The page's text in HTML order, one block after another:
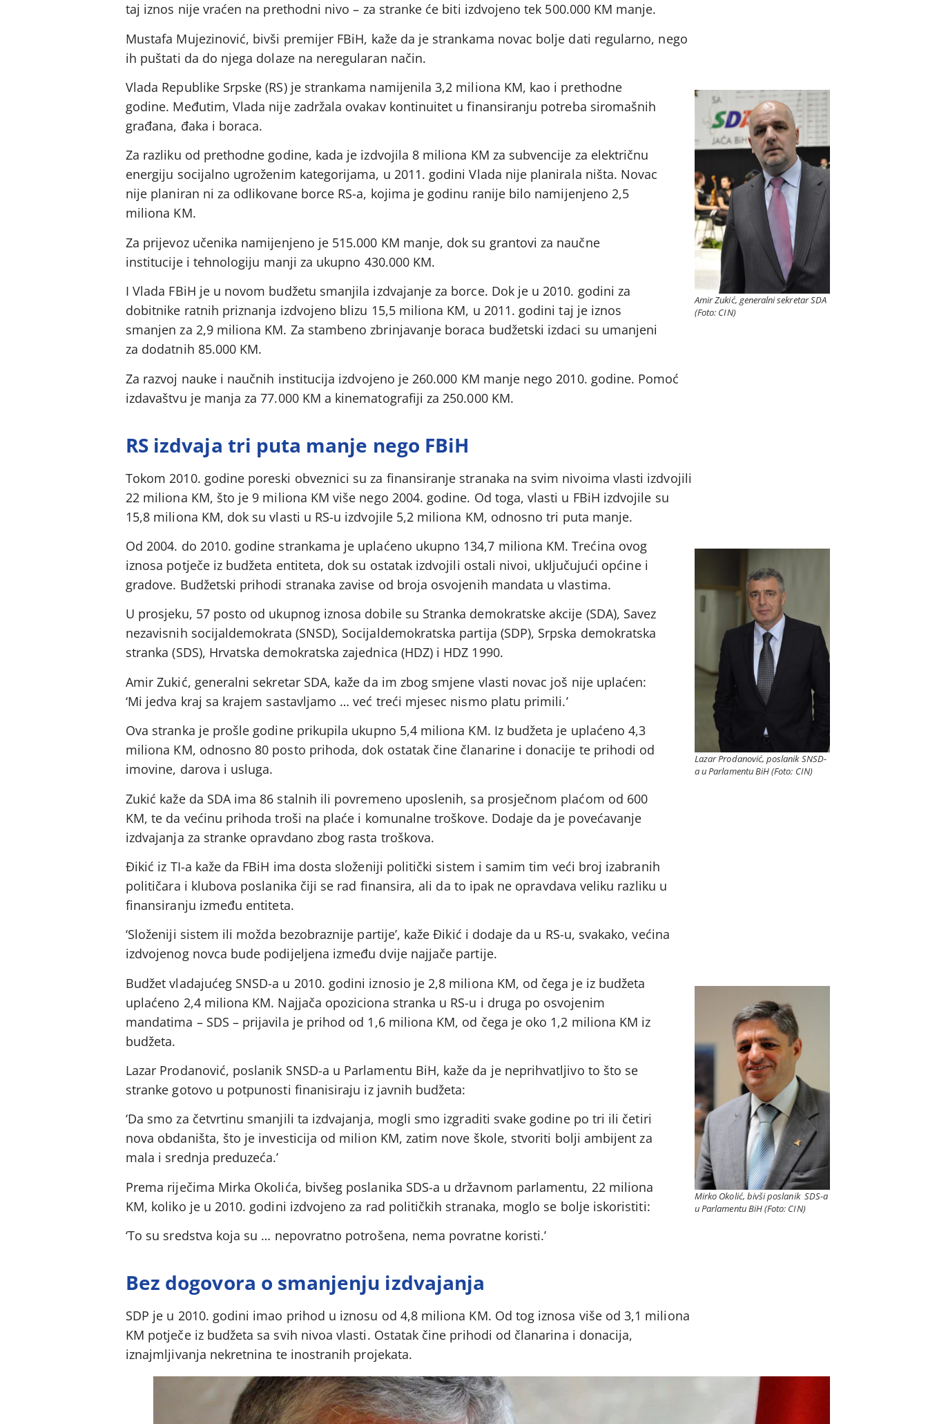
taj iznos nije vraćen na prethodni nivo – za stranke će biti izdvojeno tek 500.000 KM manje.
Mustafa Mujezinović, bivši premijer FBiH, kaže da je strankama novac bolje dati regularno, nego
ih puštati da do njega dolaze na neregularan način.
Amir Zukić, generalni sekretar SDA
(Foto: CIN)
Vlada Republike Srpske (RS) je strankama namijenila 3,2 miliona KM, kao i prethodne
godine. Međutim, Vlada nije zadržala ovakav kontinuitet u finansiranju potreba siromašnih
građana, đaka i boraca.
Za razliku od prethodne godine, kada je izdvojila 8 miliona KM za subvencije za električnu
energiju socijalno ugroženim kategorijama, u 2011. godini Vlada nije planirala ništa. Novac
nije planiran ni za odlikovane borce RS-a, kojima je godinu ranije bilo namijenjeno 2,5
miliona KM.
Za prijevoz učenika namijenjeno je 515.000 KM manje, dok su grantovi za naučne
institucije i tehnologiju manji za ukupno 430.000 KM.
I Vlada FBiH je u novom budžetu smanjila izdvajanje za borce. Dok je u 2010. godini za
dobitnike ratnih priznanja izdvojeno blizu 15,5 miliona KM, u 2011. godini taj je iznos
smanjen za 2,9 miliona KM. Za stambeno zbrinjavanje boraca budžetski izdaci su umanjeni
za dodatnih 85.000 KM.
Za razvoj nauke i naučnih institucija izdvojeno je 260.000 KM manje nego 2010. godine. Pomoć
izdavaštvu je manja za 77.000 KM a kinematografiji za 250.000 KM.
RS izdvaja tri puta manje nego FBiH
Tokom 2010. godine poreski obveznici su za finansiranje stranaka na svim nivoima vlasti izdvojili
22 miliona KM, što je 9 miliona KM više nego 2004. godine. Od toga, vlasti u FBiH izdvojile su
15,8 miliona KM, dok su vlasti u RS-u izdvojile 5,2 miliona KM, odnosno tri puta manje.
Lazar Prodanović, poslanik SNSD-
a u Parlamentu BiH (Foto: CIN)
Od 2004. do 2010. godine strankama je uplaćeno ukupno 134,7 miliona KM. Trećina ovog
iznosa potječe iz budžeta entiteta, dok su ostatak izdvojili ostali nivoi, uključujući općine i
gradove. Budžetski prihodi stranaka zavise od broja osvojenih mandata u vlastima.
U prosjeku, 57 posto od ukupnog iznosa dobile su Stranka demokratske akcije (SDA), Savez
nezavisnih socijaldemokrata (SNSD), Socijaldemokratska partija (SDP), Srpska demokratska
stranka (SDS), Hrvatska demokratska zajednica (HDZ) i HDZ 1990.
Amir Zukić, generalni sekretar SDA, kaže da im zbog smjene vlasti novac još nije uplaćen:
‘Mi jedva kraj sa krajem sastavljamo … već treći mjesec nismo platu primili.’
Ova stranka je prošle godine prikupila ukupno 5,4 miliona KM. Iz budžeta je uplaćeno 4,3
miliona KM, odnosno 80 posto prihoda, dok ostatak čine članarine i donacije te prihodi od
imovine, darova i usluga.
Zukić kaže da SDA ima 86 stalnih ili povremeno uposlenih, sa prosječnom plaćom od 600
KM, te da većinu prihoda troši na plaće i komunalne troškove. Dodaje da je povećavanje
izdvajanja za stranke opravdano zbog rasta troškova.
Đikić iz TI-a kaže da FBiH ima dosta složeniji politički sistem i samim tim veći broj izabranih
političara i klubova poslanika čiji se rad finansira, ali da to ipak ne opravdava veliku razliku u
finansiranju između entiteta.
‘Složeniji sistem ili možda bezobraznije partije’, kaže Đikić i dodaje da u RS-u, svakako, većina
izdvojenog novca bude podijeljena između dvije najjače partije.
Mirko Okolić, bivši poslanik SDS-a
u Parlamentu BiH (Foto: CIN)
Budžet vladajućeg SNSD-a u 2010. godini iznosio je 2,8 miliona KM, od čega je iz budžeta
uplaćeno 2,4 miliona KM. Najjača opoziciona stranka u RS-u i druga po osvojenim
mandatima – SDS – prijavila je prihod od 1,6 miliona KM, od čega je oko 1,2 miliona KM iz
budžeta.
Lazar Prodanović, poslanik SNSD-a u Parlamentu BiH, kaže da je neprihvatljivo to što se
stranke gotovo u potpunosti finanisiraju iz javnih budžeta:
‘Da smo za četvrtinu smanjili ta izdvajanja, mogli smo izgraditi svake godine po tri ili četiri
nova obdaništa, što je investicija od milion KM, zatim nove škole, stvoriti bolji ambijent za
mala i srednja preduzeća.’
Prema riječima Mirka Okolića, bivšeg poslanika SDS-a u državnom parlamentu, 22 miliona
KM, koliko je u 2010. godini izdvojeno za rad političkih stranaka, moglo se bolje iskoristiti:
‘To su sredstva koja su … nepovratno potrošena, nema povratne koristi.’
Bez dogovora o smanjenju izdvajanja
SDP je u 2010. godini imao prihod u iznosu od 4,8 miliona KM. Od tog iznosa više od 3,1 miliona
KM potječe iz budžeta sa svih nivoa vlasti. Ostatak čine prihodi od članarina i donacija,
iznajmljivanja nekretnina te inostranih projekata.